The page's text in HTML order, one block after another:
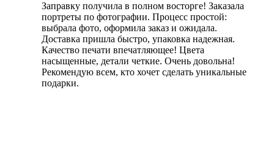
Заправку получила в полном восторге! Заказала
портреты по фотографии. Процесс простой:
выбрала фото, оформила заказ и ожидала.
Доставка пришла быстро, упаковка надежная.
Качество печати впечатляющее! Цвета
насыщенные, детали четкие. Очень довольна!
Рекомендую всем, кто хочет сделать уникальные
подарки.